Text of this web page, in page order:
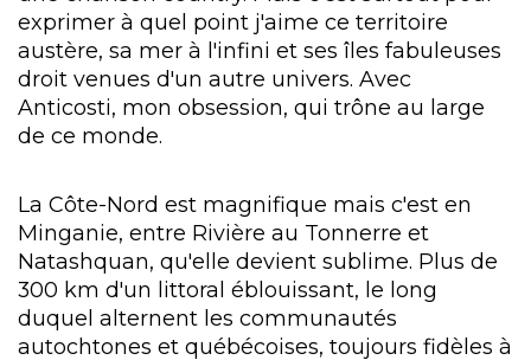
exprimer à quel point j'aime ce territoire
austère, sa mer à l'infini et ses îles fabuleuses
droit venues d'un autre univers. Avec
Anticosti, mon obsession, qui trône au large
de ce monde.
La Côte-Nord est magnifique mais c'est en
Minganie, entre Rivière au Tonnerre et
Natashquan, qu'elle devient sublime. Plus de
300 km d'un littoral éblouissant, le long
duquel alternent les communautés
autochtones et québécoises, toujours fidèles à